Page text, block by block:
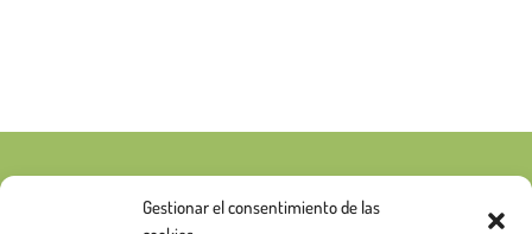
Gestionar el consentimiento de las